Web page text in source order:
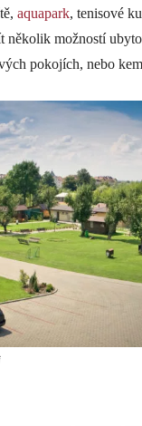
aquapark, tenisové
několik možností
pokojích, nebo